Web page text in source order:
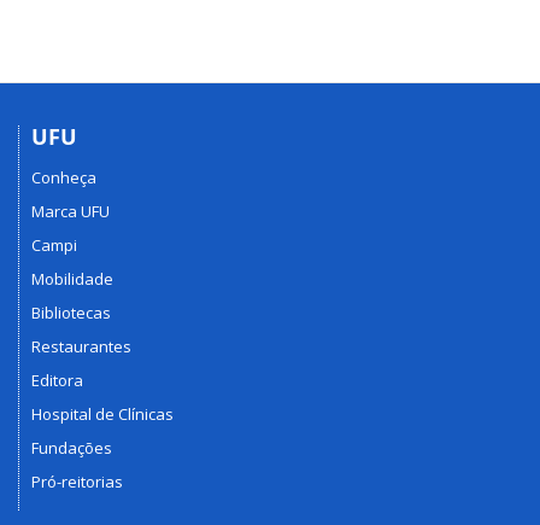
UFU
Conheça
Marca UFU
Campi
Mobilidade
Bibliotecas
Restaurantes
Editora
Hospital de Clínicas
Fundações
Pró-reitorias